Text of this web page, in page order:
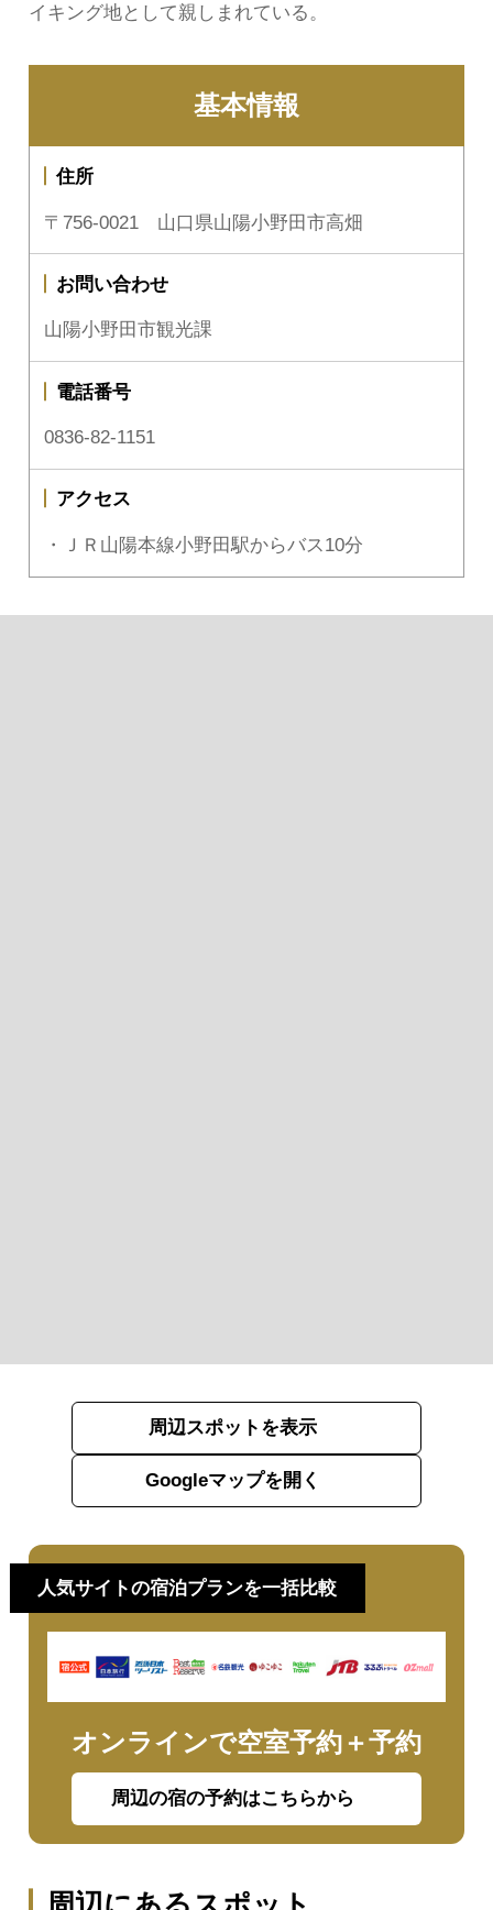
イキング地として親しまれている。
基本情報
住所
〒756-0021 山口県山陽小野田市高畑
お問い合わせ
山陽小野田市観光課
電話番号
0836-82-1151
アクセス
・ＪＲ山陽本線小野田駅からバス10分
周辺スポットを表示
Googleマップを開く
人気サイトの宿泊プランを一括比較
オンラインで空室予約＋予約
周辺の宿の予約はこちらから